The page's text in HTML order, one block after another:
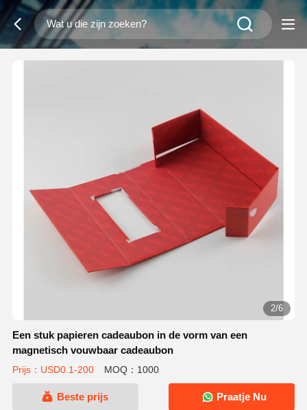
2/6
Een stuk papieren cadeaubon in de vorm van een
magnetisch vouwbaar cadeaubon
Prijs：USD0.1-200 MOQ：1000
Beste prijs Praatje Nu